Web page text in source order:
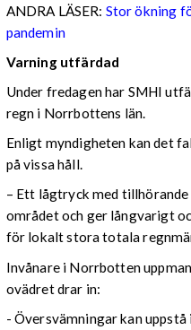
ANDRA LÄSER: Stor ökning
pandemin
Varning utfärdad
Under fredagen har SMHI
regn i Norrbottens län.
Enligt myndigheten kan det
på vissa håll.
– Ett lågtryck med
området och ger långvarigt
för lokalt stora totala
Invånare i Norrbotten
ovädret drar in:
- Översvämningar kan